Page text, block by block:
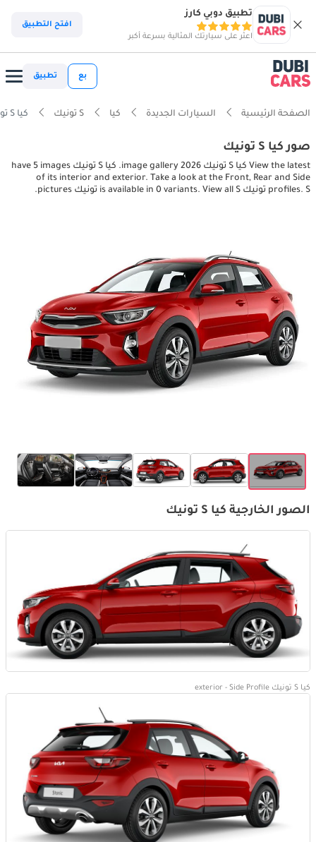
تطبيق دوبي كارز
اعثر على سيارتك المثالية بسرعة أكبر
افتح التطبيق
بع تطبيق
الصفحة الرئيسية السيارات الجديدة كيا S تونيك كيا S تونيك interior, exterior pictures
صور كيا S تونيك
View the latest كيا S تونيك 2026 image gallery. كيا S تونيك have 5 images
of its interior and exterior. Take a look at the Front, Rear and Side
profiles. S تونيك is available in 0 variants. View all S تونيك pictures.
الصور الخارجية كيا S تونيك
كيا S تونيك exterior - Side Profile